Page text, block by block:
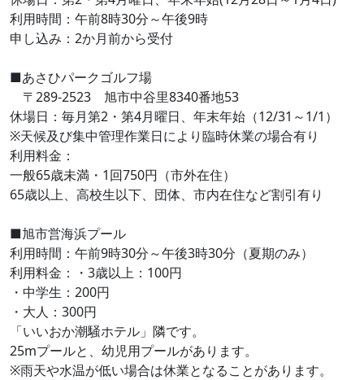
利用時間：午前8時30分～午後9時
申し込み：2か月前から受付
■あさひパークゴルフ場
〒289-2523 旭市中谷里8340番地53
休場日：毎月第2・第4月曜日、年末年始（12/31～1/1）
※天候及び集中管理作業日により臨時休業の場合有り
利用料金：
一般65歳未満・1回750円（市外在住）
65歳以上、高校生以下、団体、市内在住など割引有り
■旭市営海浜プール
利用時間：午前9時30分～午後3時30分（夏期のみ）
利用料金：・3歳以上：100円
・中学生：200円
・大人：300円
「いいおか潮騒ホテル」隣です。
25mプールと、幼児用プールがあります。
※雨天や水温が低い場合は休業となることがあります。